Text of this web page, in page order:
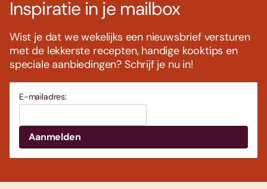
Inspiratie in je mailbox
Wist je dat we wekelijks een nieuwsbrief versturen
met de lekkerste recepten, handige kooktips en
speciale aanbiedingen? Schrijf je nu in!
E-mailadres: